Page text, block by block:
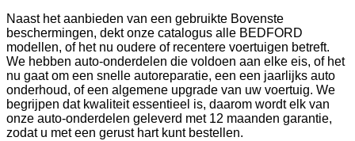
Naast het aanbieden van een gebruikte Bovenste
beschermingen, dekt onze catalogus alle BEDFORD
modellen, of het nu oudere of recentere voertuigen betreft.
We hebben auto-onderdelen die voldoen aan elke eis, of het
nu gaat om een snelle autoreparatie, een een jaarlijks auto
onderhoud, of een algemene upgrade van uw voertuig. We
begrijpen dat kwaliteit essentieel is, daarom wordt elk van
onze auto-onderdelen geleverd met 12 maanden garantie,
zodat u met een gerust hart kunt bestellen.